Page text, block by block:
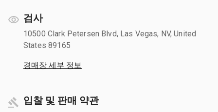
검사
10500 Clark Petersen Blvd, Las Vegas, NV, United
States 89165
경매장 세부 정보
입찰 및 판매 약관